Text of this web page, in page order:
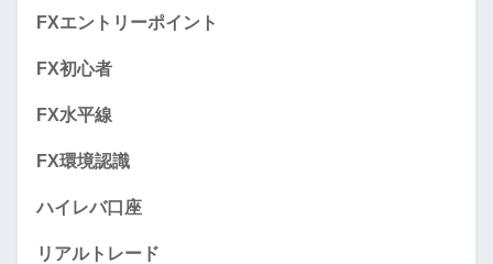
FXエントリーポイント
FX初心者
FX水平線
FX環境認識
ハイレバ口座
リアルトレード